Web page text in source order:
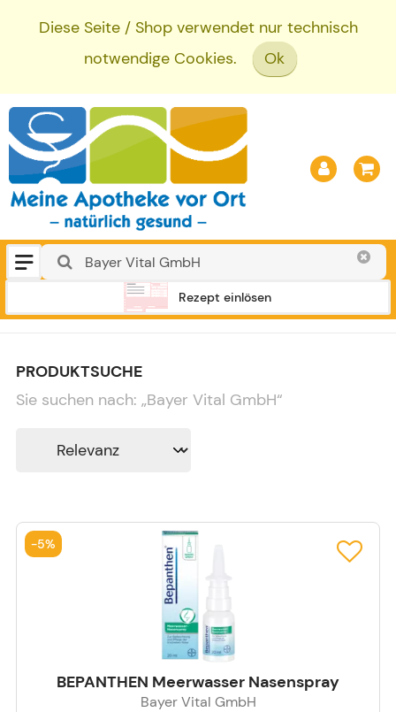
Diese Seite / Shop verwendet nur technisch
notwendige Cookies.
Ok
Rezept einlösen
PRODUKTSUCHE
Sie suchen nach: „Bayer Vital GmbH“
BEPANTHEN Meerwasser Nasenspray
Bayer Vital GmbH
-5%